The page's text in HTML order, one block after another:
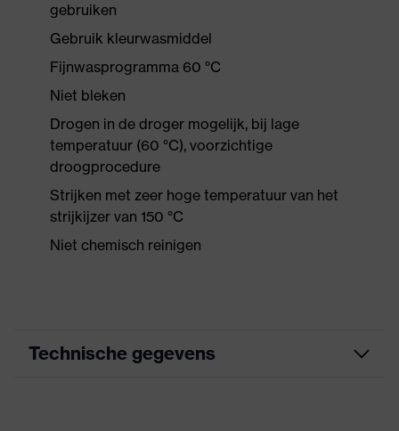
gebruiken
Gebruik kleurwasmiddel
Fijnwasprogramma 60 °C
Niet bleken
Drogen in de droger mogelijk, bij lage
temperatuur (60 °C), voorzichtige
droogprocedure
Strijken met zeer hoge temperatuur van het
strijkijzer van 150 °C
Niet chemisch reinigen
Technische gegevens